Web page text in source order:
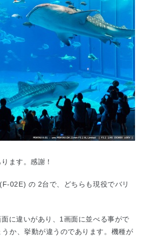
ます。感謝！
02E) の 2台で、どちらも現役でバリ
に違いがあり、1画面に並べる事がで
か、挙動が違うのであります。機種が